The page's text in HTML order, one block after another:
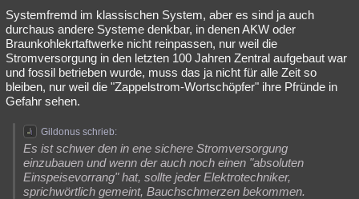
Systemfremd im klassischen System, aber es sind ja auch
durchaus andere Systeme denkbar, in denen AKW oder
Braunkohlekrtaftwerke nicht reinpassen, nur weil die
Stromversorgung in den letzten 100 Jahren Zentral aufgebaut war
und fossil betrieben wurde, muss das ja nicht für alle Zeit so
bleiben, nur weil die "Zappelstrom-Wortschöpfer" ihre Pfründe in
Gefahr sehen.
Gildonus schrieb:
Es ist schwer den in ene sichere Stromversorgung
einzubauen und wenn der auch noch einen "absoluten
Einspeisevorrang" hat, sollte jeder Elektrotechniker,
sprichwörtlich gemeint, Bauchschmerzen bekommen.